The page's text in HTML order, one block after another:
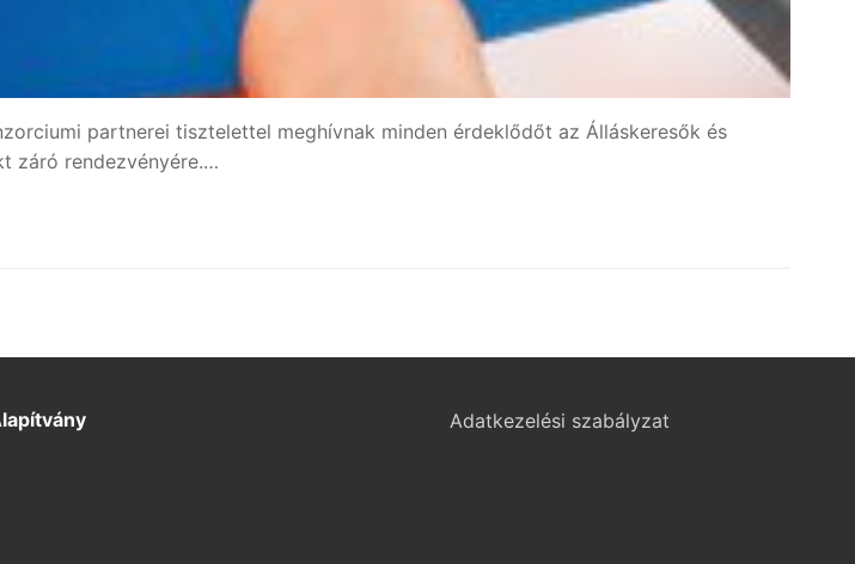
partnerei tisztelettel meghívnak minden érdeklődőt az Álláskeresők és
záró rendezvényére.…
Adatkezelési szabályzat